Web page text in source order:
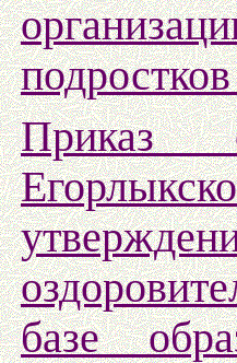
Приказ
базе